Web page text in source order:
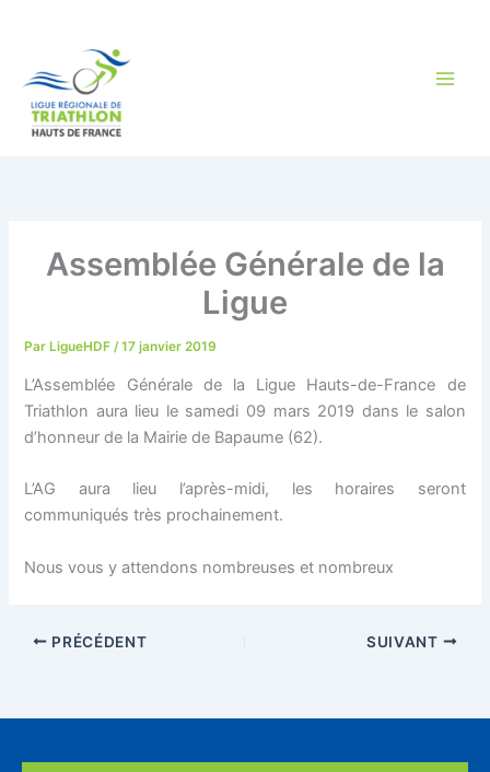
Assemblée Générale de la
Ligue
ParLigueHDF /17 janvier 2019
L’Assemblée Générale de la Ligue Hauts-de-France de
Triathlon aura lieu le samedi 09 mars 2019 dans le salon
d’honneur de la Mairie de Bapaume (62).
L’AG aura lieu l’après-midi, les horaires seront
communiqués très prochainement.
Nous vous y attendons nombreuses et nombreux
PRÉCÉDENT SUIVANT